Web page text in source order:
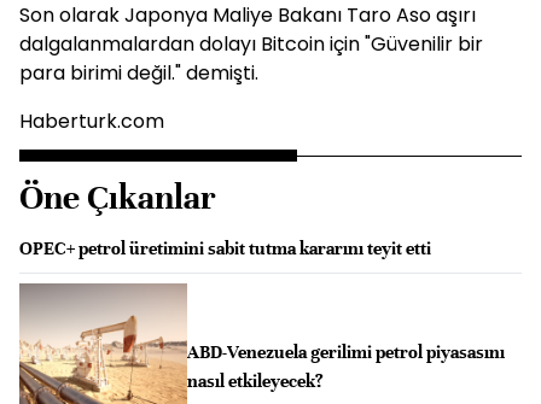
Son olarak Japonya Maliye Bakanı Taro Aso aşırı
dalgalanmalardan dolayı Bitcoin için "Güvenilir bir
para birimi değil." demişti.
Haberturk.com
Öne Çıkanlar
OPEC+ petrol üretimini sabit tutma kararını teyit etti
ABD-Venezuela gerilimi petrol piyasasını
nasıl etkileyecek?